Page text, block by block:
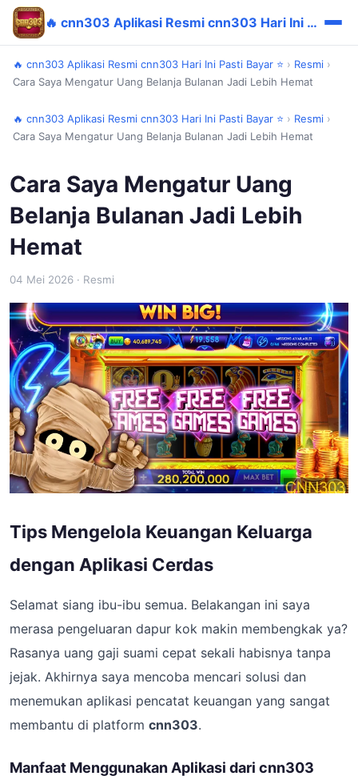
🔥 cnn303 Aplikasi Resmi cnn303 Hari Ini Pasti Bayar ⭐
🔥 cnn303 Aplikasi Resmi cnn303 Hari Ini Pasti Bayar ⭐ › Resmi ›
Cara Saya Mengatur Uang Belanja Bulanan Jadi Lebih Hemat
🔥 cnn303 Aplikasi Resmi cnn303 Hari Ini Pasti Bayar ⭐ › Resmi ›
Cara Saya Mengatur Uang Belanja Bulanan Jadi Lebih Hemat
Cara Saya Mengatur Uang
Belanja Bulanan Jadi Lebih
Hemat
04 Mei 2026 · Resmi
Tips Mengelola Keuangan Keluarga
dengan Aplikasi Cerdas
Selamat siang ibu-ibu semua. Belakangan ini saya
merasa pengeluaran dapur kok makin membengkak ya?
Rasanya uang gaji suami cepat sekali habisnya tanpa
jejak. Akhirnya saya mencoba mencari solusi dan
menemukan aplikasi pencatat keuangan yang sangat
membantu di platform cnn303.
Manfaat Menggunakan Aplikasi dari cnn303